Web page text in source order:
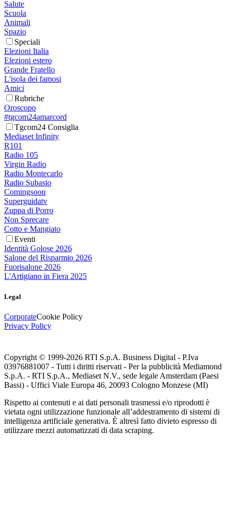
Salute
Scuola
Animali
Spazio
Speciali
Elezioni Italia
Elezioni estero
Grande Fratello
L'isola dei famosi
Amici
Rubriche
Oroscopo
#tgcom24amarcord
Tgcom24 Consiglia
Mediaset Infinity
R101
Radio 105
Virgin Radio
Radio Montecarlo
Radio Subasio
Comingsoon
Superguidatv
Zuppa di Porro
Non Sprecare
Cotto e Mangiato
Eventi
Identità Golose 2026
Salone del Risparmio 2026
Fuorisalone 2026
L'Artigiano in Fiera 2025
Legal
CorporateCookie Policy
Privacy Policy
Copyright © 1999-2026 RTI S.p.A. Business Digital - P.Iva
03976881007 - Tutti i diritti riservati - Per la pubblicità Mediamond
S.p.A. - RTI S.p.A., Mediaset N.V., sede legale Amsterdam (Paesi
Bassi) - Uffici Viale Europa 46, 20093 Cologno Monzese (MI)
Rispetto ai contenuti e ai dati personali trasmessi e/o riprodotti è
vietata ogni utilizzazione funzionale all’addestramento di sistemi di
intelligenza artificiale generativa. È altresì fatto divieto espresso di
utilizzare mezzi automatizzati di data scraping.